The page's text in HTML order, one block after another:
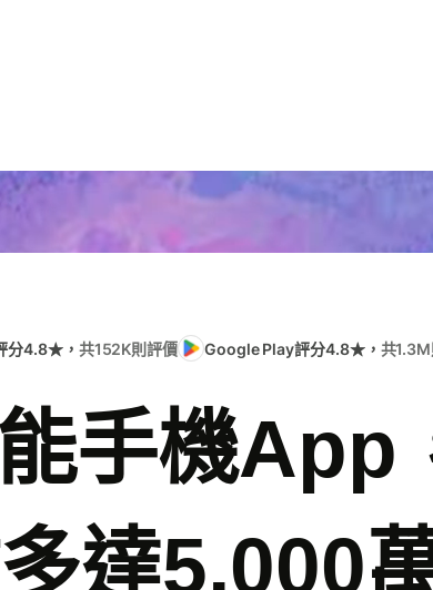
分4.8★， 共152K則評價 Google Play評分4.8★， 共
手機App
達5,000